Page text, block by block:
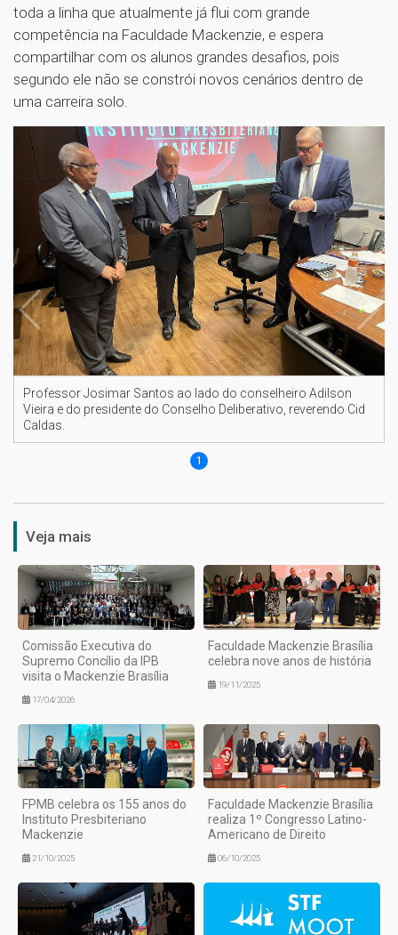
toda a linha que atualmente já flui com grande
competência na Faculdade Mackenzie, e espera
compartilhar com os alunos grandes desafios, pois
segundo ele não se constrói novos cenários dentro de
uma carreira solo.
Professor Josimar Santos ao lado do conselheiro Adilson
Vieira e do presidente do Conselho Deliberativo, reverendo Cid
Caldas.
1
Veja mais
Comissão Executiva do
Supremo Concílio da IPB
visita o Mackenzie Brasília
17/04/2026
Faculdade Mackenzie Brasília
celebra nove anos de história
19/11/2025
FPMB celebra os 155 anos do
Instituto Presbiteriano
Mackenzie
21/10/2025
Faculdade Mackenzie Brasília
realiza 1º Congresso Latino-
Americano de Direito
06/10/2025